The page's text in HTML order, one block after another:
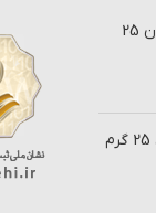
ماسک صورت زوزو 24k Gold وزن 25